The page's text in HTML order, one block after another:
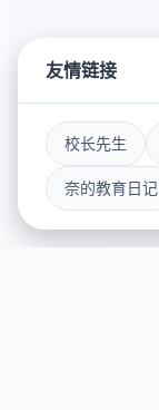
友情链接
校长先生
奈的教育日记